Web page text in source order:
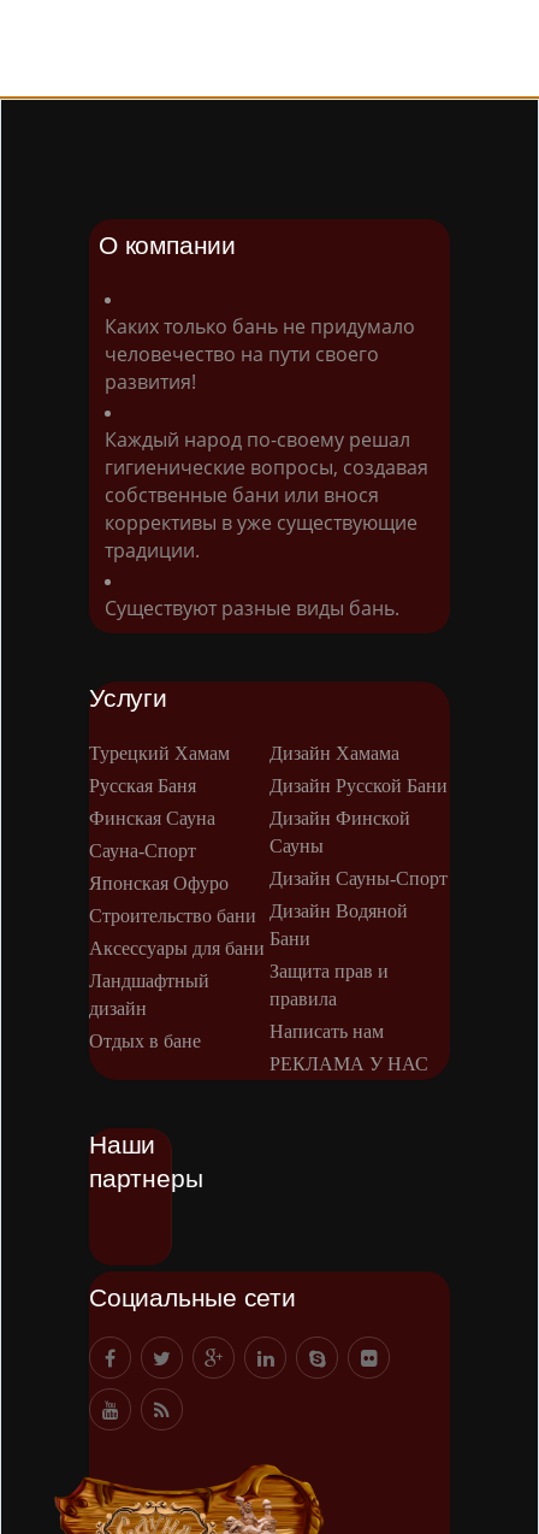
О компании
Каких только бань не придумало
человечество на пути своего
развития!
Каждый народ по-своему решал
гигиенические вопросы, создавая
собственные бани или внося
коррективы в уже существующие
традиции.
Существуют разные виды бань.
Услуги
Турецкий Хамам
Русская Баня
Финская Сауна
Сауна-Спорт
Японская Офуро
Строительство бани
Аксессуары для бани
Ландшафтный
дизайн
Отдых в бане
Дизайн Хамама
Дизайн Русской Бани
Дизайн Финской
Сауны
Дизайн Сауны-Спорт
Дизайн Водяной
Бани
Защита прав и
правила
Написать нам
РЕКЛАМА У НАС
Наши
партнеры
Социальные сети